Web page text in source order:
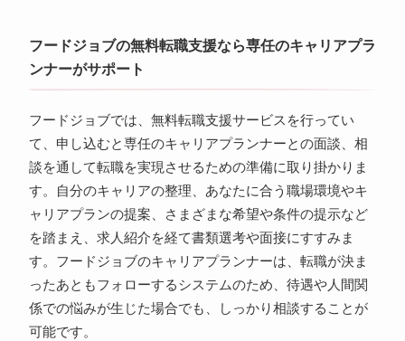
フードジョブの無料転職支援なら専任のキャリアプラ
ンナーがサポート
フードジョブでは、無料転職支援サービスを行ってい
て、申し込むと専任のキャリアプランナーとの面談、相
談を通して転職を実現させるための準備に取り掛かりま
す。自分のキャリアの整理、あなたに合う職場環境やキ
ャリアプランの提案、さまざまな希望や条件の提示など
を踏まえ、求人紹介を経て書類選考や面接にすすみま
す。フードジョブのキャリアプランナーは、転職が決ま
ったあともフォローするシステムのため、待遇や人間関
係での悩みが生じた場合でも、しっかり相談することが
可能です。